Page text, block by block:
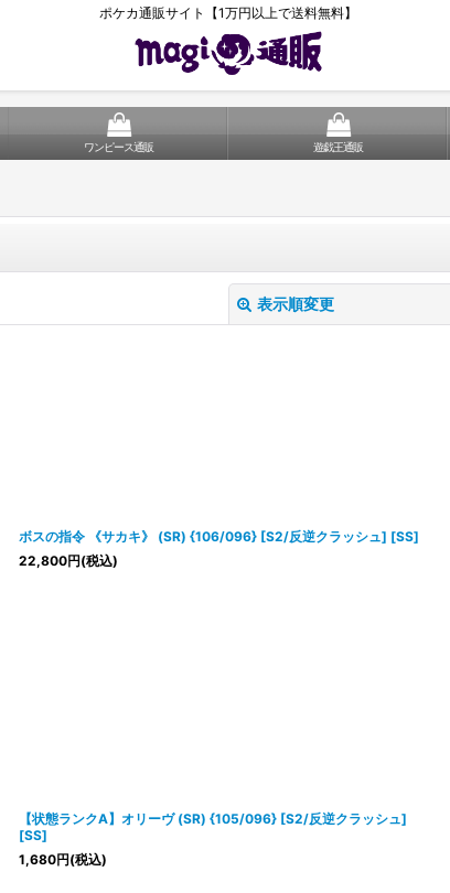
ポケカ通販サイト【1万円以上で送料無料】
ワンピース通販 遊戯王通販
表示順変更
絞り込む
ボスの指令 《サカキ》 (SR) {106/096} [S2/反逆クラッシュ] [SS]
22,800円(税込)
【状態ランクA】オリーヴ (SR) {105/096} [S2/反逆クラッシュ]
[SS]
1,680円(税込)